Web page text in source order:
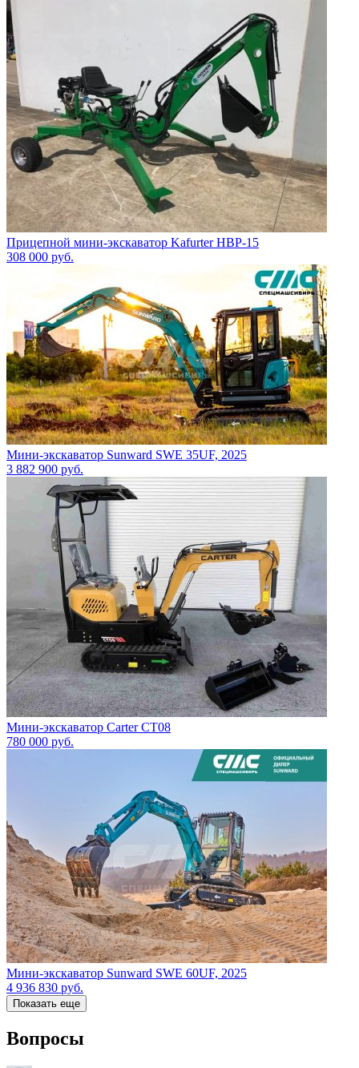
Прицепной мини-экскаватор Kafurter HBP-15
308 000 руб.
Мини-экскаватор Sunward SWE 35UF, 2025
3 882 900 руб.
Мини-экскаватор Сarter CT08
780 000 руб.
Мини-экскаватор Sunward SWE 60UF, 2025
4 936 830 руб.
Показать еще
Вопросы